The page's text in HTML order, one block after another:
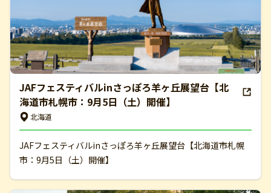
JAFフェスティバルinさっぽろ羊ヶ丘展望台【北
海道市札幌市：9月5日（土）開催】
北海道
JAFフェスティバルinさっぽろ羊ヶ丘展望台【北海道市札幌
市：9月5日（土）開催】